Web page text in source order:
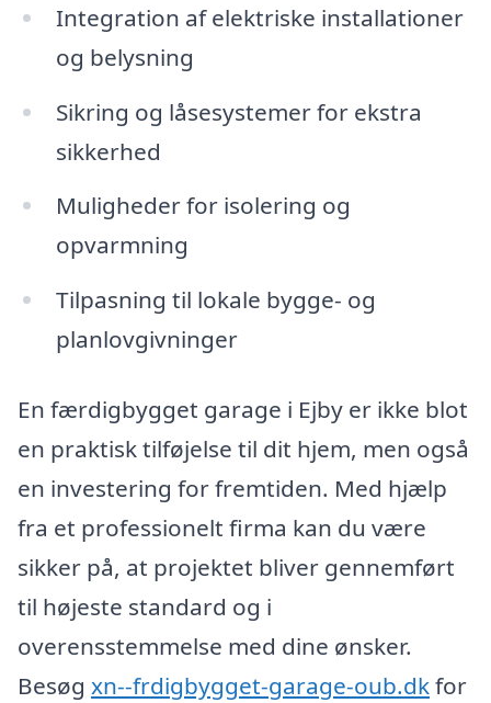
Integration af elektriske installationer
og belysning
Sikring og låsesystemer for ekstra
sikkerhed
Muligheder for isolering og
opvarmning
Tilpasning til lokale bygge- og
planlovgivninger
En færdigbygget garage i Ejby er ikke blot
en praktisk tilføjelse til dit hjem, men også
en investering for fremtiden. Med hjælp
fra et professionelt firma kan du være
sikker på, at projektet bliver gennemført
til højeste standard og i
overensstemmelse med dine ønsker.
Besøg xn--frdigbygget-garage-oub.dkfor